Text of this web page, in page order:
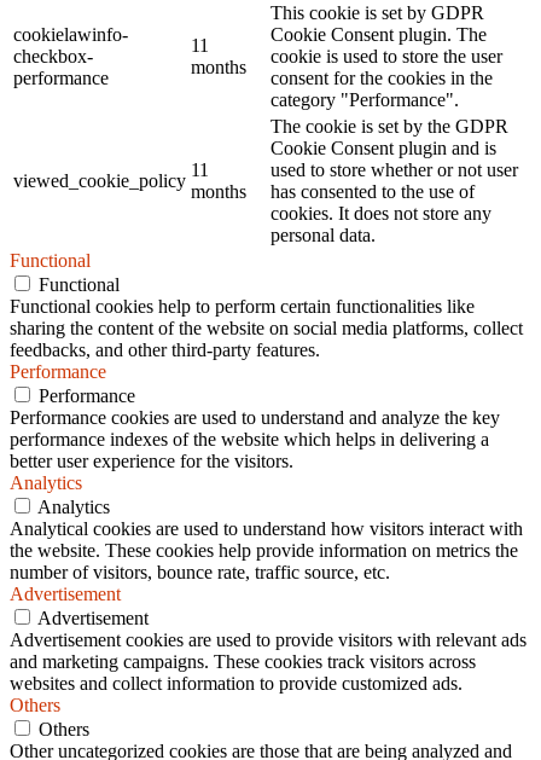
cookielawinfo-
checkbox-
performance
11
months
This cookie is set by GDPR
Cookie Consent plugin. The
cookie is used to store the user
consent for the cookies in the
category "Performance".
viewed_cookie_policy
11
months
The cookie is set by the GDPR
Cookie Consent plugin and is
used to store whether or not user
has consented to the use of
cookies. It does not store any
personal data.
Functional
Functional
Functional cookies help to perform certain functionalities like
sharing the content of the website on social media platforms, collect
feedbacks, and other third-party features.
Performance
Performance
Performance cookies are used to understand and analyze the key
performance indexes of the website which helps in delivering a
better user experience for the visitors.
Analytics
Analytics
Analytical cookies are used to understand how visitors interact with
the website. These cookies help provide information on metrics the
number of visitors, bounce rate, traffic source, etc.
Advertisement
Advertisement
Advertisement cookies are used to provide visitors with relevant ads
and marketing campaigns. These cookies track visitors across
websites and collect information to provide customized ads.
Others
Others
Other uncategorized cookies are those that are being analyzed and